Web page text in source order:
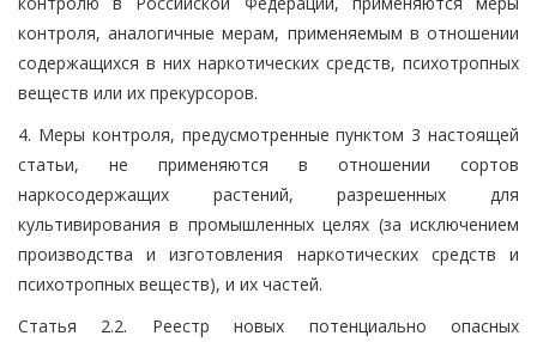
контроля, аналогичные мерам, применяемым в отношении
содержащихся в них наркотических средств, психотропных
веществ или их прекурсоров.
4. Меры контроля, предусмотренные пунктом 3 настоящей
статьи, не применяются в отношении сортов
наркосодержащих растений, разрешенных для
культивирования в промышленных целях (за исключением
производства и изготовления наркотических средств и
психотропных веществ), и их частей.
Статья 2.2. Реестр новых потенциально опасных